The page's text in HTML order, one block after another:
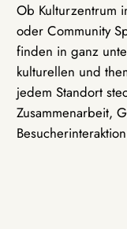
Ob Kulturzentrum
oder Community
finden in ganz
kulturellen und
jedem Standort
Zusammenarbeit,